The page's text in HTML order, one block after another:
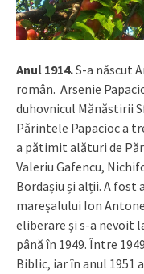
Anul 1914.S-a născut
român. Arsenie
duhovnicul Mănăstirii
Părintele Papacioc a
a pătimit alături de
Valeriu Gafencu,
Bordașiu și alții. A
mareșalului Ion
eliberare și s-a nevoit
până în 1949. Între
Biblic, iar în anul 1951